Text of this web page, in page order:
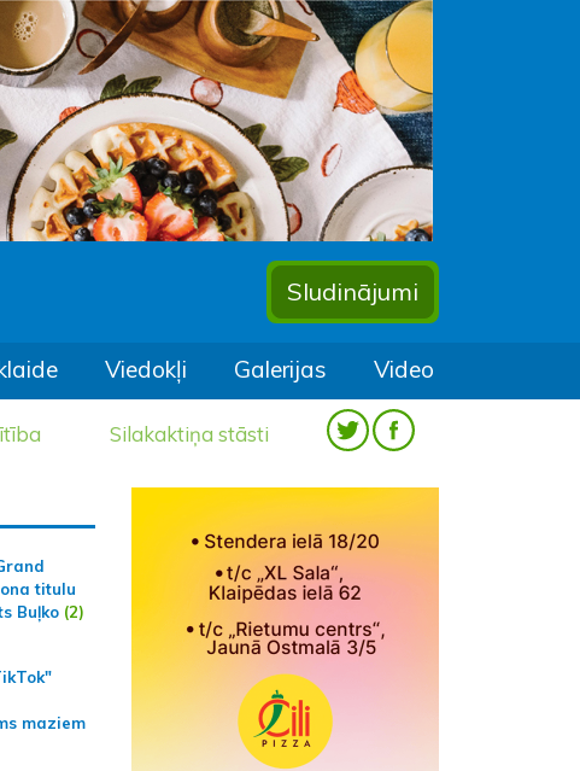
Sludinājumi
Viedokļi Galerijas Video
Silakaktiņa stāsti
titulu
Buļko (2)
maziem